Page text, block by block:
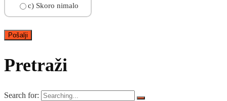
c) Skoro nimalo
Pretraži
Search for: